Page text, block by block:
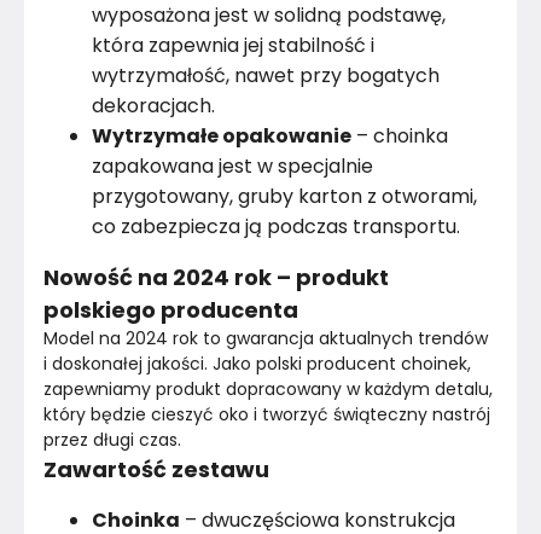
wyposażona jest w solidną podstawę,
która zapewnia jej stabilność i
wytrzymałość, nawet przy bogatych
dekoracjach.
Wytrzymałe opakowanie – choinka
zapakowana jest w specjalnie
przygotowany, gruby karton z otworami,
co zabezpiecza ją podczas transportu.
Nowość na 2024 rok – produkt
polskiego producenta
Model na 2024 rok to gwarancja aktualnych trendów
i doskonałej jakości. Jako polski producent choinek,
zapewniamy produkt dopracowany w każdym detalu,
który będzie cieszyć oko i tworzyć świąteczny nastrój
przez długi czas.
Zawartość zestawu
Choinka – dwuczęściowa konstrukcja